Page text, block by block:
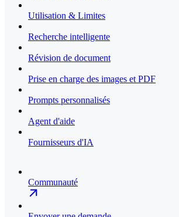
Utilisation & Limites
Recherche intelligente
Révision de document
Prise en charge des images et PDF
Prompts personnalisés
Agent d'aide
Fournisseurs d'IA
Communauté